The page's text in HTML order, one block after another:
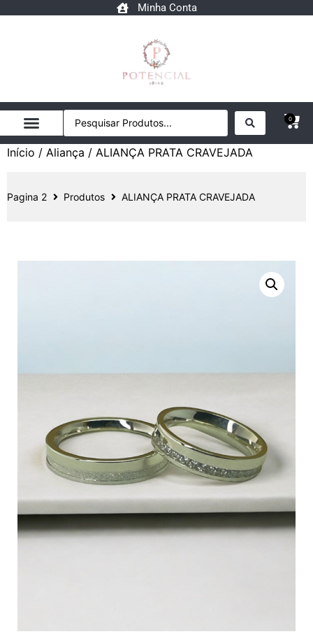
Minha Conta
0
Início / Aliança / ALIANÇA PRATA CRAVEJADA
Pagina 2 Produtos ALIANÇA PRATA CRAVEJADA